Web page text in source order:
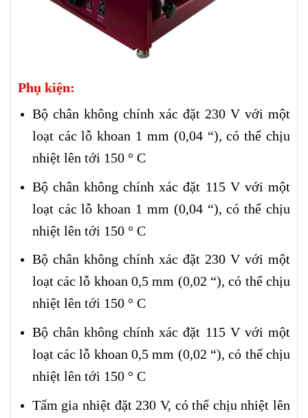
Phụ kiện:
Bộ chân không chính xác đặt 230 V với một
loạt các lỗ khoan 1 mm (0,04 “), có thể chịu
nhiệt lên tới 150 ° C
Bộ chân không chính xác đặt 115 V với một
loạt các lỗ khoan 1 mm (0,04 “), có thể chịu
nhiệt lên tới 150 ° C
Bộ chân không chính xác đặt 230 V với một
loạt các lỗ khoan 0,5 mm (0,02 “), có thể chịu
nhiệt lên tới 150 ° C
Bộ chân không chính xác đặt 115 V với một
loạt các lỗ khoan 0,5 mm (0,02 “), có thể chịu
nhiệt lên tới 150 ° C
Tấm gia nhiệt đặt 230 V, có thể chịu nhiệt lên